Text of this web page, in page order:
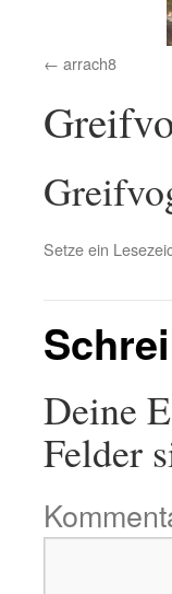
arrach8
Setze ein
Deine
Felder